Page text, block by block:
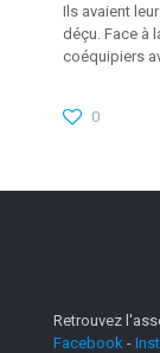
Ils avaient
déçu. Face à
coéquipiers
0
Retrouvez
Facebook -